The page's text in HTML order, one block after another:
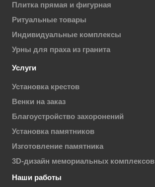
Плитка прямая и фигурная
Ритуальные товары
Индивидуальные комплексы
Урны для праха из гранита
Услуги
Установка крестов
Венки на заказ
Благоустройство захоронений
Установка памятников
Изготовление памятника
3D-дизайн мемориальных комплексов
Наши работы